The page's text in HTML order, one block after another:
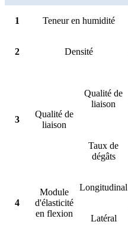
1 Teneur en humidité
2 Densité
3
Qualité de
liaison
Qualité de
liaison
Taux de
dégâts
4
Module
d'élasticité
en flexion
Longitudinal
Latéral